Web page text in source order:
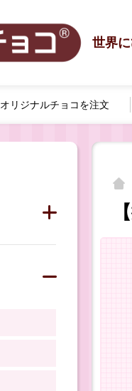
世界
オリジナルチョコを注文